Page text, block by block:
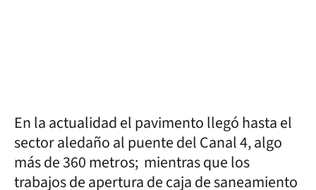
En la actualidad el pavimento llegó hasta el
sector aledaño al puente del Canal 4, algo
más de 360 metros; mientras que los
trabajos de apertura de caja de saneamiento